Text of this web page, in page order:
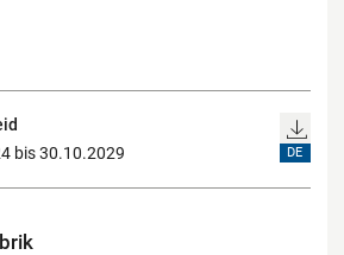
bis 30.10.2029
DE